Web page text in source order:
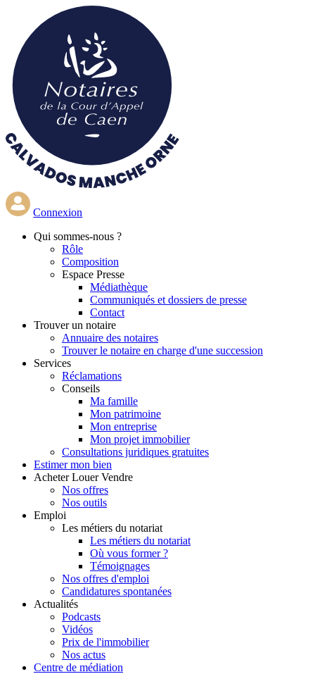
contenu
principal
Connexion
Qui sommes-nous ?
Rôle
Composition
Espace Presse
Médiathèque
Communiqués et dossiers de presse
Contact
Trouver un notaire
Annuaire des notaires
Trouver le notaire en charge d'une succession
Services
Réclamations
Conseils
Ma famille
Mon patrimoine
Mon entreprise
Mon projet immobilier
Consultations juridiques gratuites
Estimer mon bien
Acheter Louer Vendre
Nos offres
Nos outils
Emploi
Les métiers du notariat
Les métiers du notariat
Où vous former ?
Témoignages
Nos offres d'emploi
Candidatures spontanées
Actualités
Podcasts
Vidéos
Prix de l'immobilier
Nos actus
Centre de médiation